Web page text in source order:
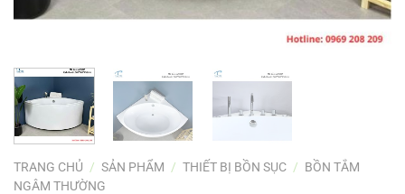
TRANG CHỦ / SẢN PHẨM / THIẾT BỊ BỒN SỤC / BỒN TẮM
NGÂM THƯỜNG